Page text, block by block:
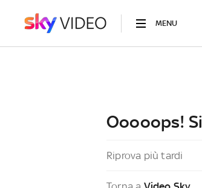
MENU
Ooooops!
Riprova più tardi